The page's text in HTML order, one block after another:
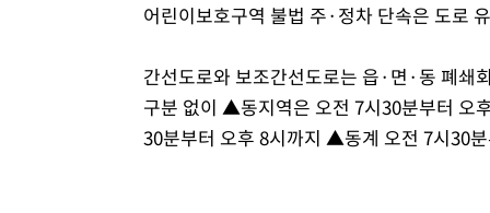
어린이보호구역 불법 주·정차 단속은 도로
간선도로와 보조간선도로는 읍·면·동 폐쇄
구분 없이 ▲동지역은 오전 7시30분부터 오
30분부터 오후 8시까지 ▲동계 오전 7시30